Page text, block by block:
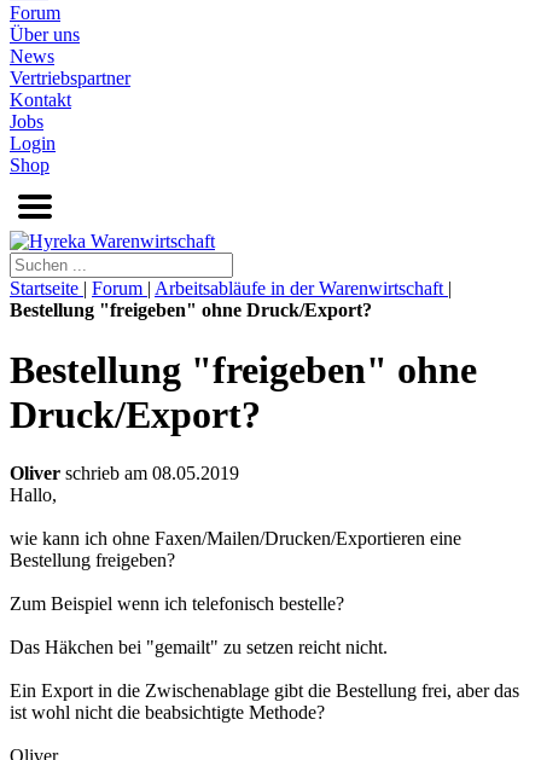
Forum
Über uns
News
Vertriebspartner
Kontakt
Jobs
Login
Shop
Startseite | Forum | Arbeitsabläufe in der Warenwirtschaft |
Bestellung "freigeben" ohne Druck/Export?
Bestellung "freigeben" ohne
Druck/Export?
Oliver schrieb am 08.05.2019
Hallo,
wie kann ich ohne Faxen/Mailen/Drucken/Exportieren eine
Bestellung freigeben?
Zum Beispiel wenn ich telefonisch bestelle?
Das Häkchen bei "gemailt" zu setzen reicht nicht.
Ein Export in die Zwischenablage gibt die Bestellung frei, aber das
ist wohl nicht die beabsichtigte Methode?